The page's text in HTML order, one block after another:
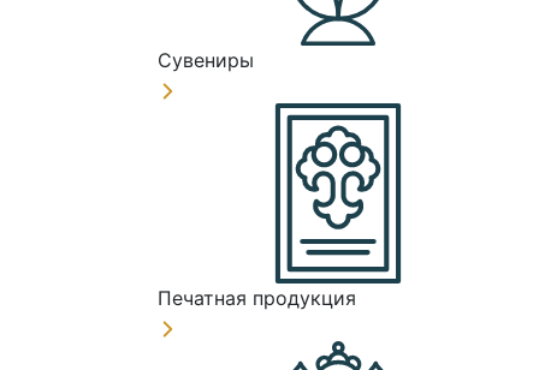
Сувениры
Печатная продукция